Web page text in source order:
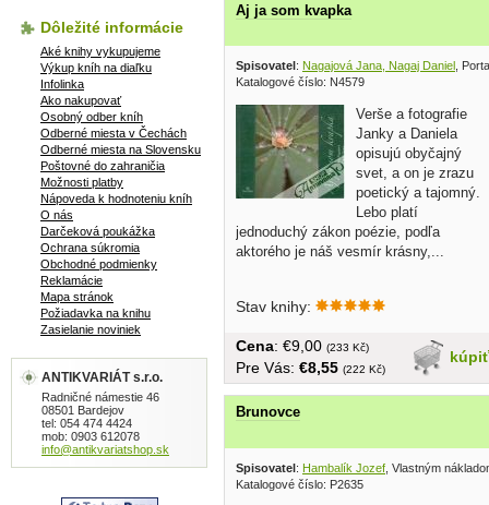
Aj ja som kvapka
Spisovatel : Nagajová Jana, Nagaj Daniel ,
Katalogové číslo: N4579
Verše a fotografie
Janky a Daniela
opisujú obyčajný
svet, a on je zrazu
poetický a tajomný.
Lebo platí
jednoduchý zákon poézie, podľa
aktorého je náš vesmír krásny,...
Stav knihy:
kúpiť
Cena: €9,00 (233 Kč)
Pre Vás: €8,55 (222 Kč)
Brunovce
Spisovatel: Hambalík Jozef , Vlastným
Katalogové číslo: P2635
Dôležité informácie
Aké knihy vykupujeme
Výkup kníh na diaľku
Infolinka
Ako nakupovať
Osobný odber kníh
Odberné miesta v Čechách
Odberné miesta na Slovensku
Poštovné do zahraničia
Možnosti platby
Nápoveda k hodnoteniu kníh
O nás
Darčeková poukážka
Ochrana súkromia
Obchodné podmienky
Reklamácie
Mapa stránok
Požiadavka na knihu
Zasielanie noviniek
ANTIKVARIÁT s.r.o.
Radničné námestie 46
08501 Bardejov
tel: 054 474 4424
mob: 0903 612078
info@antikvariatshop.sk